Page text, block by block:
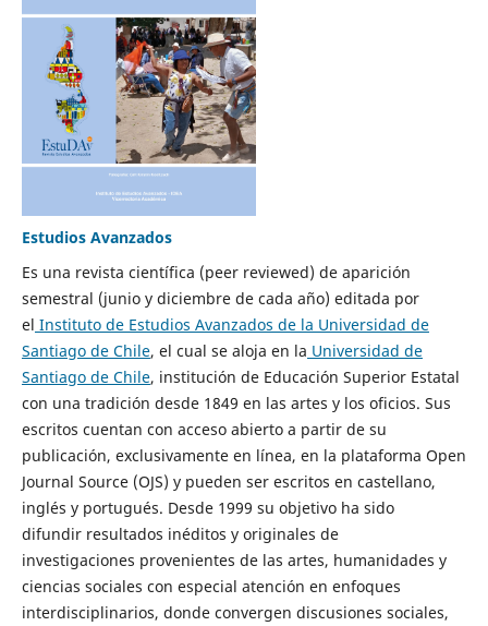
Estudios Avanzados
Es una revista científica (peer reviewed) de aparición
semestral (junio y diciembre de cada año) editada por
el Instituto de Estudios Avanzados de la Universidad de
Santiago de Chile, el cual se aloja en la Universidad de
Santiago de Chile, institución de Educación Superior Estatal
con una tradición desde 1849 en las artes y los oficios. Sus
escritos cuentan con acceso abierto a partir de su
publicación, exclusivamente en línea, en la plataforma Open
Journal Source (OJS) y pueden ser escritos en castellano,
inglés y portugués. Desde 1999 su objetivo ha sido
difundir resultados inéditos y originales de
investigaciones provenientes de las artes, humanidades y
ciencias sociales con especial atención en enfoques
interdisciplinarios, donde convergen discusiones sociales,